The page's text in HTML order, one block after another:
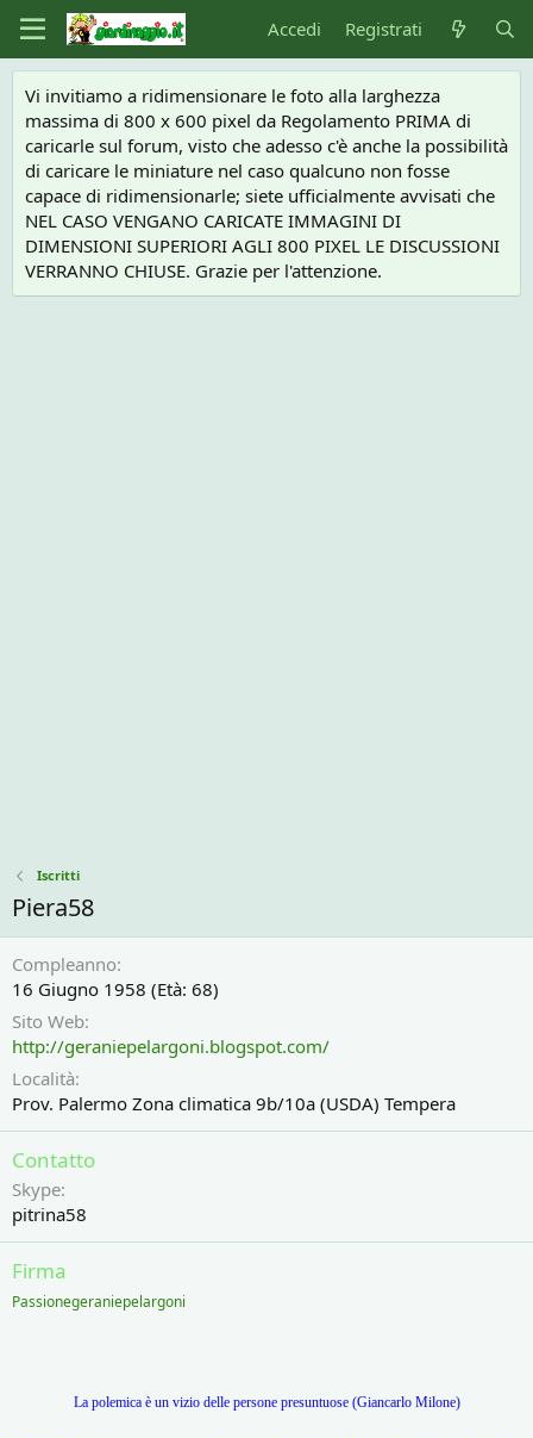
Accedi Registrati
Vi invitiamo a ridimensionare le foto alla larghezza
massima di 800 x 600 pixel da Regolamento PRIMA di
caricarle sul forum, visto che adesso c'è anche la possibilità
di caricare le miniature nel caso qualcuno non fosse
capace di ridimensionarle; siete ufficialmente avvisati che
NEL CASO VENGANO CARICATE IMMAGINI DI
DIMENSIONI SUPERIORI AGLI 800 PIXEL LE DISCUSSIONI
VERRANNO CHIUSE. Grazie per l'attenzione.
Iscritti
Piera58
Compleanno
16 Giugno 1958 (Età: 68)
Sito Web
http://geraniepelargoni.blogspot.com/
Località
Prov. Palermo Zona climatica 9b/10a (USDA) Tempera
Contatto
Skype
pitrina58
Firma
Passionegeraniepelargoni
La polemica è un vizio delle persone presuntuose (Giancarlo Milone)